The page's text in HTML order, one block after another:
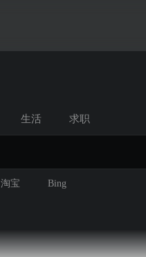
生活 求职
淘宝 Bing